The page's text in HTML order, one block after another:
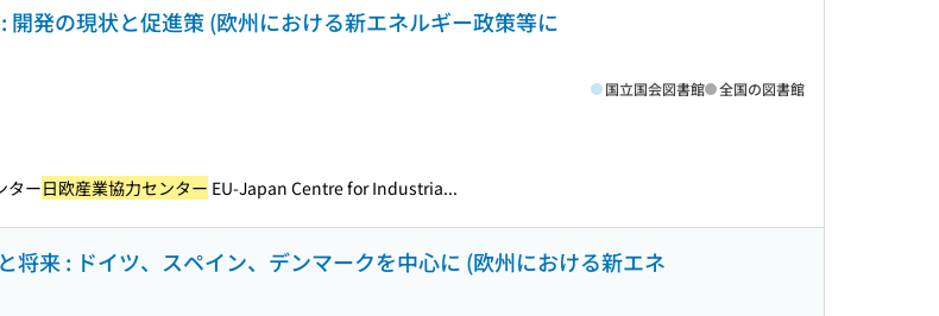
発の現状と促進策 (欧州における新エネルギー政策等に
国立国会図書館 全国の図書館
ター日欧産業協力センター EU-Japan Centre for Industria...
将来 : ドイツ、スペイン、デンマークを中心に (欧州における新エネ